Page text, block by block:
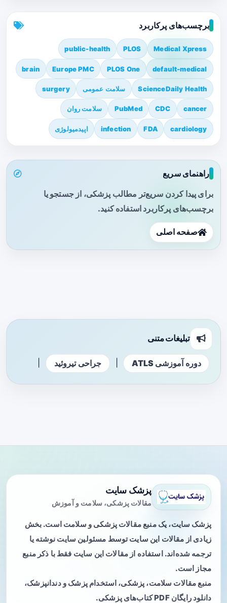
برچسب‌های پرکاربرد
Medical Xpress
PLOS
public-health
default-medical
PLOS One
Europe PMC
brain
ScienceDaily Health سلامت عمومی surgery
cancer
CDC
PubMed سلامت روان
cardiology
FDA
infection اپیدمیولوژی
راهنمای سریع
برای پیدا کردن سریع‌تر مطالب پزشکی، از جستجو یا
برچسب‌های پرکاربرد استفاده کنید.
صفحه اصلی
تبلیغات متنی
دوره آموزشی ATLS جراحی تیروئید
پزشک سایت
مقالات پزشکی، سلامت و آموزش
پزشک سایت، یک منبع مقالات پزشکی و سلامت است. بخش
زیادی از مقالات این سایت توسط مسئولین سایت نوشته یا
ترجمه شده‌اند. استفاده از مقالات این سایت فقط با ذکر منبع
مجاز است.
منبع مقالات سلامت، پزشکی، استخدام پزشک و دندانپزشک،
دانلود رایگان PDF کتاب‌های پزشکی.